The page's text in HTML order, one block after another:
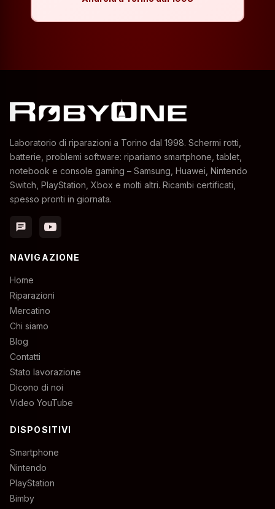
Laboratorio di riparazioni a Torino dal 1998. Schermi rotti,
batterie, problemi software: ripariamo smartphone, tablet,
notebook e console gaming – Samsung, Huawei, Nintendo
Switch, PlayStation, Xbox e molti altri. Ricambi certificati,
spesso pronti in giornata.
chat
NAVIGAZIONE
Home
Riparazioni
Mercatino
Chi siamo
Blog
Contatti
Stato lavorazione
Dicono di noi
Video YouTube
DISPOSITIVI
Smartphone
Nintendo
PlayStation
Bimby